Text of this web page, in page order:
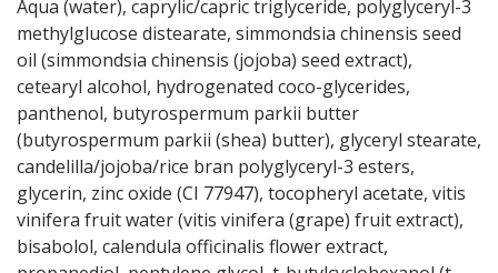
Aqua (water), caprylic/capric triglyceride, polyglyceryl-3
methylglucose distearate, simmondsia chinensis seed
oil (simmondsia chinensis (jojoba) seed extract),
cetearyl alcohol, hydrogenated coco-glycerides,
panthenol, butyrospermum parkii butter
(butyrospermum parkii (shea) butter), glyceryl stearate,
candelilla/jojoba/rice bran polyglyceryl-3 esters,
glycerin, zinc oxide (CI 77947), tocopheryl acetate, vitis
vinifera fruit water (vitis vinifera (grape) fruit extract),
bisabolol, calendula officinalis flower extract,